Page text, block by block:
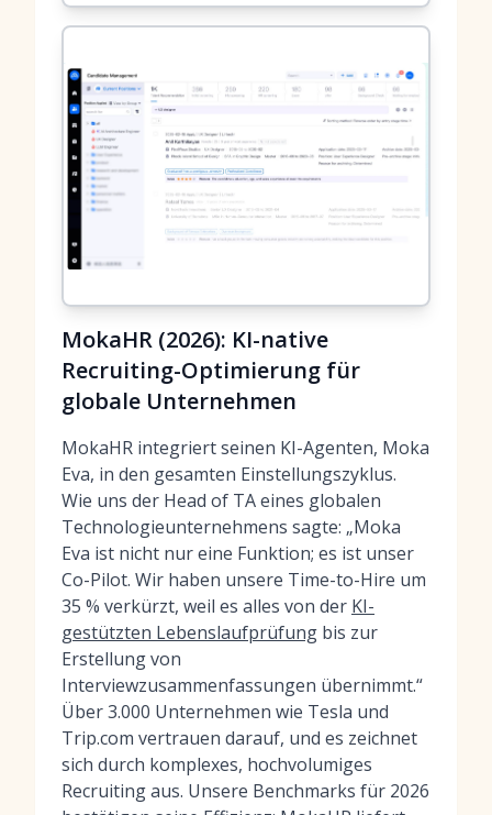
MokaHR (2026): KI-native
Recruiting-Optimierung für
globale Unternehmen
MokaHR integriert seinen KI-Agenten, Moka
Eva, in den gesamten Einstellungszyklus.
Wie uns der Head of TA eines globalen
Technologieunternehmens sagte: „Moka
Eva ist nicht nur eine Funktion; es ist unser
Co-Pilot. Wir haben unsere Time-to-Hire um
35 % verkürzt, weil es alles von der KI-
gestützten Lebenslaufprüfung bis zur
Erstellung von
Interviewzusammenfassungen übernimmt.“
Über 3.000 Unternehmen wie Tesla und
Trip.com vertrauen darauf, und es zeichnet
sich durch komplexes, hochvolumiges
Recruiting aus. Unsere Benchmarks für 2026